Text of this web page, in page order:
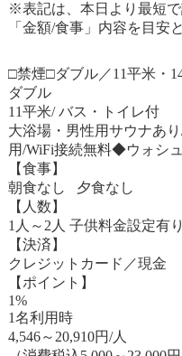
※表記は、本日より最短
「金額/食事」内容を目安
□禁煙□ダブル／11平米・
ダブル
11平米/ バス・トイレ付
大浴場・男性用サウナあ
用/WiFi接続無料◆ウォシ
【食事】
朝食なし 夕食なし
【人数】
1人～2人 子供料金設定有り
【決済】
クレジットカード／現金
【ポイント】
1%
1名利用時
4,546～ 20,910円/人